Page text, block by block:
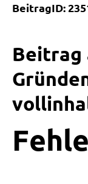
BeitragID:
Beitrag